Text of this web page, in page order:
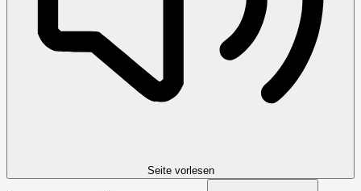
Seite vorlesen